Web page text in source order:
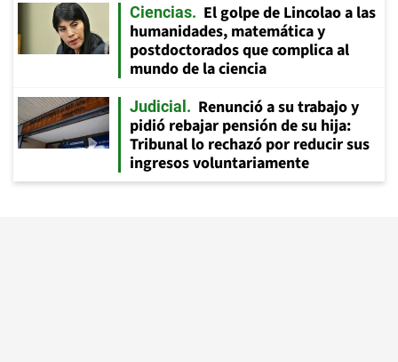
Ciencias
El golpe de Lincolao a las
humanidades, matemática y
postdoctorados que complica al
mundo de la ciencia
Judicial
Renunció a su trabajo y
pidió rebajar pensión de su hija:
Tribunal lo rechazó por reducir sus
ingresos voluntariamente